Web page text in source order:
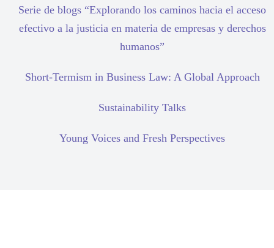
Serie de blogs “Explorando los caminos hacia el acceso
efectivo a la justicia en materia de empresas y derechos
humanos”
Short-Termism in Business Law: A Global Approach
Sustainability Talks
Young Voices and Fresh Perspectives